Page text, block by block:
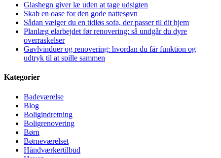
Glashegn giver læ uden at tage udsigten
Skab en oase for den gode nattesøvn
Sådan vælger du en tidløs sofa, der passer til dit hjem
Planlæg elarbejdet før renovering: så undgår du dyre
overraskelser
Gavlvinduer og renovering: hvordan du får funktion og
udtryk til at spille sammen
Kategorier
Badeværelse
Blog
Boligindretning
Boligrenovering
Børn
Børneværelset
Håndværkertilbud